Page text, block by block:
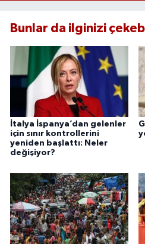
Bunlar da ilginizi
İtalya İspanya’dan gelenler
için sınır kontrollerini
yeniden başlattı: Neler
değişiyor?